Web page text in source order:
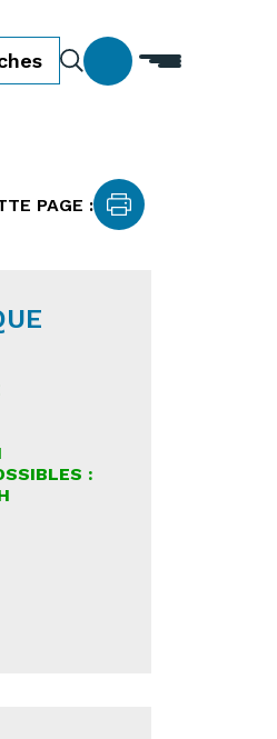
PAGE :
: